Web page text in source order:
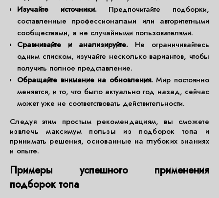
Изучайте источники.Предпочитайте подборки,
составленные профессионалами или авторитетными
сообществами, а не случайными пользователями.
Сравнивайте и анализируйте. Не ограничивайтесь
одним списком, изучайте несколько вариантов, чтобы
получить полное представление.
Обращайте внимание на обновления.Мир постоянно
меняется, и то, что было актуально год назад, сейчас
может уже не соответствовать действительности.
Следуя этим простым рекомендациям, вы сможете
извлечь максимум пользы из подборок топа и
принимать решения, основанные на глубоких знаниях
и опыте.
Примеры успешного применения
подборок топа